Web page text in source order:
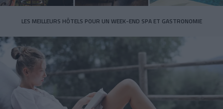
LES MEILLEURS HÔTELS POUR UN WEEK-END SPA ET GASTRONOMIE